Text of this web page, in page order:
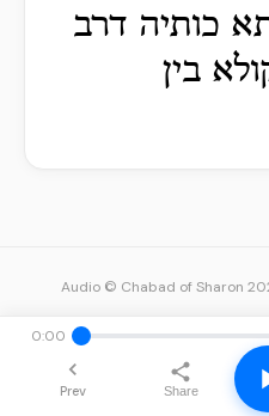
כותיה דרב
בין
0:00
Prev Share
Audio © Chabad of Sharon